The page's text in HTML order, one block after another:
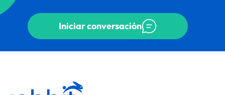
Iniciar conversación